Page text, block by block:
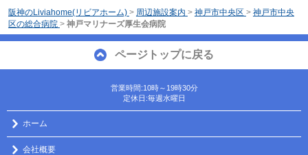
阪神のLiviahome(リビアホーム) > 周辺施設案内 > 神戸市中央区 > 神戸市中央
区の総合病院 > 神戸マリナーズ厚生会病院
ページトップに戻る
営業時間:10時～19時30分
定休日:毎週水曜日
ホーム
会社概要